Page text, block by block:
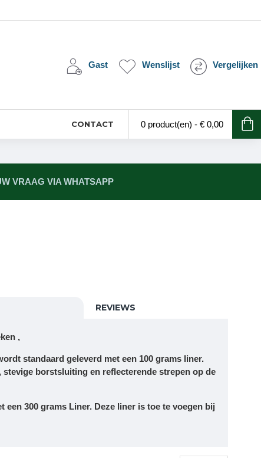
Gast Wenslijst Vergelijken
CONTACT 0 product(en) - € 0,00
VRAAG VIA WHATSAPP
REVIEWS
,
standaard geleverd met een 100 grams liner.
stevige borstsluiting en reflecterende strepen op de
een 300 grams Liner. Deze liner is toe te voegen bij